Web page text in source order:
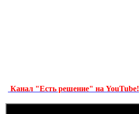
Канал "Есть решение" на YouTube!